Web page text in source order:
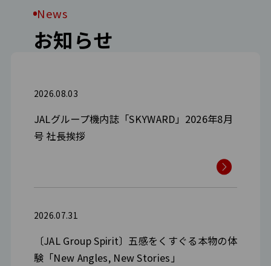
News
お知らせ
2026.08.03
JALグループ機内誌「SKYWARD」2026年8月
号 社長挨拶
2026.07.31
〔JAL Group Spirit〕五感をくすぐる本物の体
験「New Angles, New Stories」